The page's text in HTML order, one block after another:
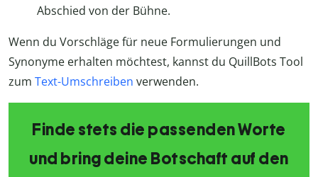
Abschied von der Bühne.
Wenn du Vorschläge für neue Formulierungen und
Synonyme erhalten möchtest, kannst du QuillBots Tool
zum Text-Umschreiben verwenden.
Finde stets die passenden Worte
und bring deine Botschaft auf den